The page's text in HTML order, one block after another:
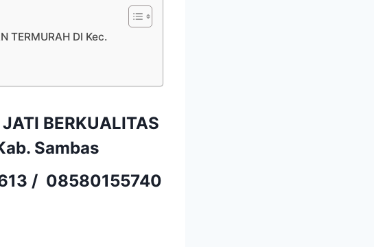
TERMURAH DI Kec.
BERKUALITAS
Sambas
/ 08580155740